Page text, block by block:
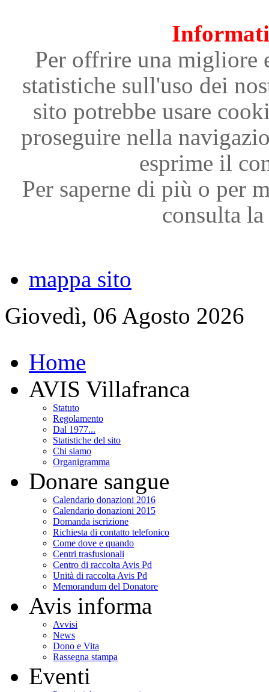
Per offrire una migliore
statistiche sull'uso dei
sito potrebbe usare
proseguire nella
esprime il
Per saperne di più o per
consulta
mappa sito
Giovedì, 06 Agosto 2026
Home
AVIS Villafranca
Statuto
Regolamento
Dal 1977...
Statistiche del sito
Chi siamo
Organigramma
Donare sangue
Calendario donazioni 2016
Calendario donazioni 2015
Domanda iscrizione
Richiesta di contatto telefonico
Come dove e quando
Centri trasfusionali
Centro di raccolta Avis Pd
Unità di raccolta Avis Pd
Memorandum del Donatore
Avis informa
Avvisi
News
Dono e Vita
Rassegna stampa
Eventi